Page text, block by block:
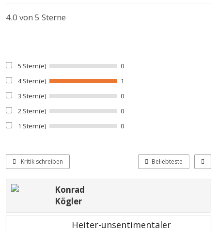
4.0 von 5 Sterne
5 Stern(e)
0
4 Stern(e)
1
3 Stern(e)
0
2 Stern(e)
0
1 Stern(e)
0
Kritik schreiben Beliebteste
Konrad
Kögler
Heiter-unsentimentaler